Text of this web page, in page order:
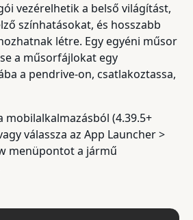
vezérelhetik a belső világítást,
színhatásokat, és hosszabb
létre. Egy egyéni műsor
a műsorfájlokat egy
a pendrive-on, csatlakoztassa,
mobilalkalmazásból (4.39.5+
válassza az App Launcher >
menüpontot a jármű